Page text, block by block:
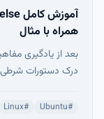
همراه با مثال
بعد از یادگیری
درک دستورات
شرایط خاص اجرا
#
Ubuntu
#
Linux